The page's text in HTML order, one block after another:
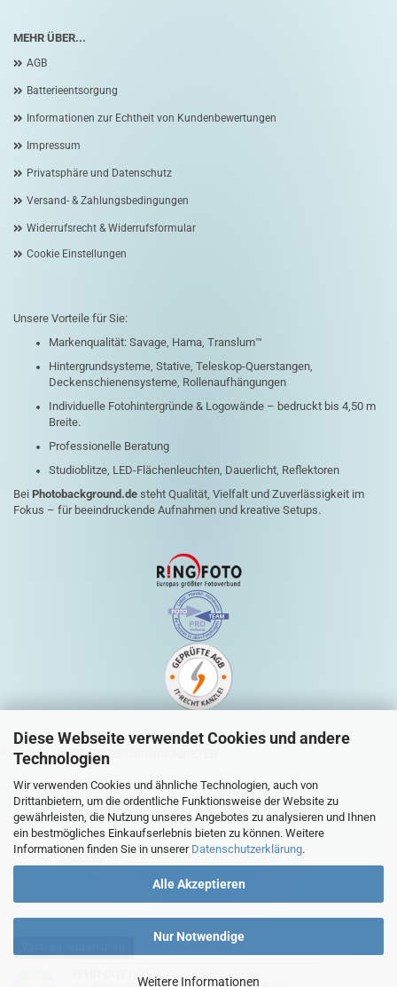
Diese Webseite verwendet Cookies und andere
Technologien
Wir verwenden Cookies und ähnliche Technologien, auch von
Drittanbietern, um die ordentliche Funktionsweise der Website zu
gewährleisten, die Nutzung unseres Angebotes zu analysieren und Ihnen
ein bestmögliches Einkaufserlebnis bieten zu können. Weitere
Informationen finden Sie in unserer Datenschutzerklärung.
Alle Akzeptieren
Nur Notwendige
Weitere Informationen
MEHR ÜBER...
AGB
Batterieentsorgung
Informationen zur Echtheit von Kundenbewertungen
Impressum
Privatsphäre und Datenschutz
Versand- & Zahlungsbedingungen
Widerrufsrecht & Widerrufsformular
Cookie Einstellungen
Unsere Vorteile für Sie:
Markenqualität: Savage, Hama, Translum™
Hintergrundsysteme, Stative, Teleskop-Querstangen,
Deckenschienensysteme, Rollenaufhängungen
Individuelle Fotohintergründe & Logowände – bedruckt bis 4,50 m
Breite.
Professionelle Beratung
Studioblitze, LED-Flächenleuchten, Dauerlicht, Reflektoren
Bei Photobackground.de steht Qualität, Vielfalt und Zuverlässigkeit im
Fokus – für beeindruckende Aufnahmen und kreative Setups.
QUICK-LINKS HINTERGRUNDANBIETER
Mein Konto
Warenkorb
Zur Kasse
Sitemap
(5 / 5)